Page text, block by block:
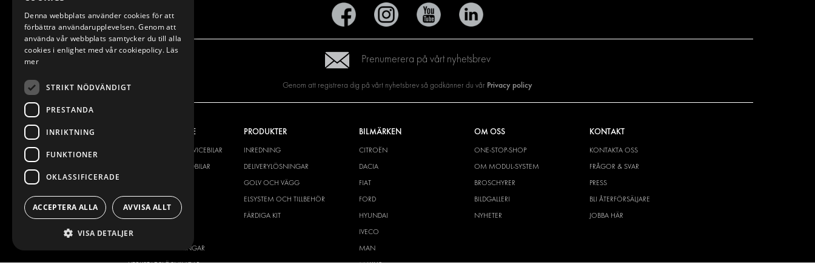
Prenumerera på vårt nyhetsbrev
Genom att registrera dig på vårt nyhetsbrev så godkänner du vår Privacy policy
VÅRT ERBJUDANDE
INREDNING FÖR SERVICEBILAR
INREDNING FÖR BUDBILAR
ELSYSTEM
TILLBEHÖR
CONTAINERLÖSNINGAR
VERKSTADSLÖSNINGAR
PRODUKTER
INREDNING
DELIVERYLÖSNINGAR
GOLV OCH VÄGG
ELSYSTEM OCH TILLBEHÖR
FÄRDIGA KIT
BILMÄRKEN
CITROËN
DACIA
FIAT
FORD
HYUNDAI
IVECO
MAN
MAXUS
OM OSS
ONE-STOP-SHOP
OM MODUL-SYSTEM
BROSCHYRER
BILDGALLERI
NYHETER
KONTAKT
KONTAKTA OSS
FRÅGOR & SVAR
PRESS
BLI ÅTERFÖRSÄLJARE
JOBBA HÄR
Denna webbplats använder cookies för att
förbättra användarupplevelsen. Genom att
använda vår webbplats samtycker du till alla
cookies i enlighet med vår cookiepolicy. Läs
mer
STRIKT NÖDVÄNDIGT
PRESTANDA
INRIKTNING
FUNKTIONER
OKLASSIFICERADE
ACCEPTERA ALLA AVVISA ALLT
VISA DETALJER